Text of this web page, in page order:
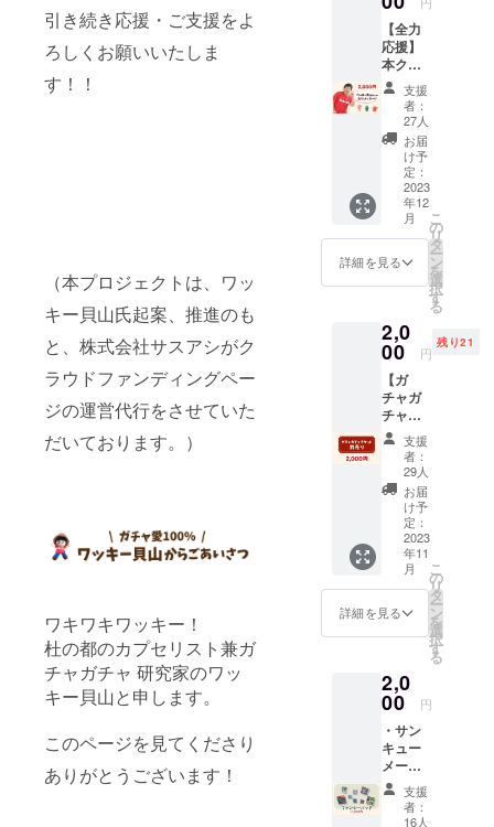
引き続き応援・ご支援をよ
ろしくお願いいたしま
す！！
（本プロジェクトは、ワッ
キー貝山氏起案、推進のも
と、株式会社サスアシがク
ラウドファンディングペー
ジの運営代行をさせていた
だいております。）
ワキワキワッキー！
杜の都のカプセリスト兼ガ
チャガチャ 研究家のワッ
キー貝山と申します。
このページを見てくださり
ありがとうございます！
にお問い合
わせくださ
【全力
応援】
本クラ
ウド
ファン
ディン
グを応
援いた
だいた
方に、
ワッ
キー貝
山が心
を込め
たお礼
メッ
をお送
りしま
す。
支援
者：
27人
お届
け予
定：
2023
年12
月
詳細を見る
こ
の
リ
タ
ー
ン
を
選
択
す
る
2,0
00 円
残り21
【ガ
チャガ
チャチ
ケット
前売
り】 ・
サン
キュー
メール
・ガ
チャガ
チャチ
ケット
（５枚
分相
当） ・
キー貝
山オリ
ジナル
シール
イベン
ト当日
にガ
チャガ
チャを
支援
者：
29人
お届
け予
定：
2023
年11
月
詳細を見る
こ
の
リ
タ
ー
ン
を
選
択
す
る
2,0
00 円
・サン
キュー
メール
・オリ
ジナル
ファン
支援
者：
16人